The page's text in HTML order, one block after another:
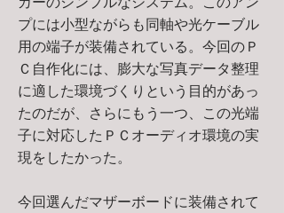
カーのシンプルなシステム。このアン
プには小型ながらも同軸や光ケーブル
用の端子が装備されている。今回のＰ
Ｃ自作化には、膨大な写真データ整理
に適した環境づくりという目的があっ
たのだが、さらにもう一つ、この光端
子に対応したＰＣオーディオ環境の実
現をしたかった。
今回選んだマザーボードに装備されて